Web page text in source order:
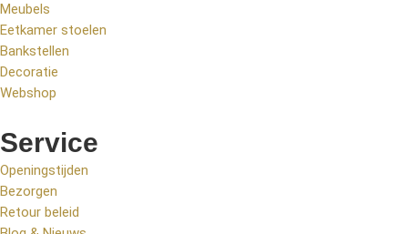
Meubels
Eetkamer stoelen
Bankstellen
Decoratie
Webshop
Service
Openingstijden
Bezorgen
Retour beleid